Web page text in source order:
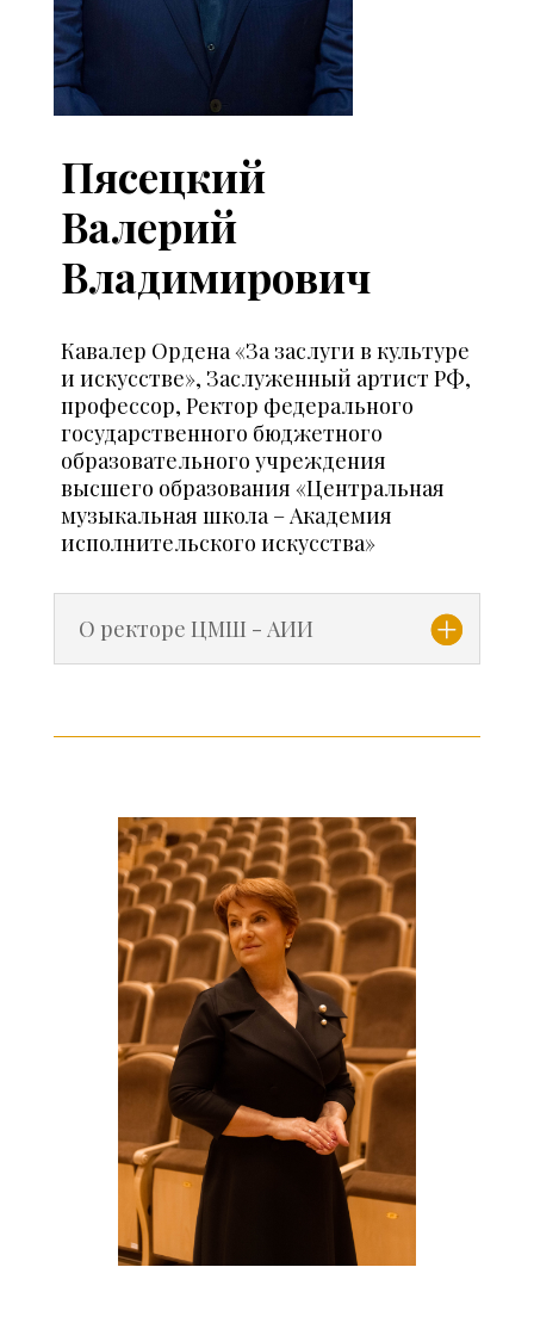
Пясецкий
Валерий
Владимирович
Кавалер Ордена «За заслуги в культуре
и искусстве», Заслуженный артист РФ,
профессор, Ректор федерального
государственного бюджетного
образовательного учреждения
высшего образования «Центральная
музыкальная школа – Академия
исполнительского искусства»
О ректоре ЦМШ - АИИ